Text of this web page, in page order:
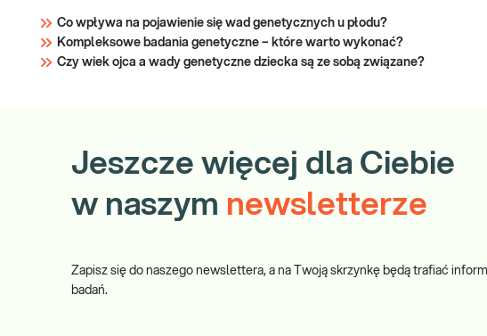
Co wpływa na pojawienie się wad genetycznych u płodu?
Kompleksowe badania genetyczne – które warto wykonać?
Czy wiek ojca a wady genetyczne dziecka są ze sobą związane?
Jeszcze więcej dla Ciebie
w naszym newsletterze
Zapisz się do naszego newslettera, a na Twoją skrzynkę będą trafiać
badań.